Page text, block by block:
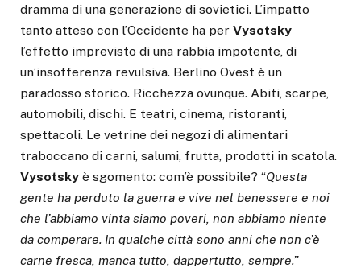
dramma di una generazione di sovietici. L’impatto
tanto atteso con l’Occidente ha per Vysotsky
l’effetto imprevisto di una rabbia impotente, di
un’insofferenza revulsiva. Berlino Ovest è un
paradosso storico. Ricchezza ovunque. Abiti, scarpe,
automobili, dischi. E teatri, cinema, ristoranti,
spettacoli. Le vetrine dei negozi di alimentari
traboccano di carni, salumi, frutta, prodotti in scatola.
Vysotsky è sgomento: com’è possibile? “Questa
gente ha perduto la guerra e vive nel benessere e noi
che l’abbiamo vinta siamo poveri, non abbiamo niente
da comperare. In qualche città sono anni che non c’è
carne fresca, manca tutto, dappertutto, sempre.”